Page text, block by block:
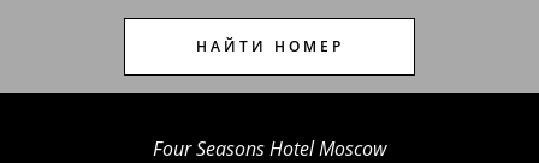
НАЙТИ НОМЕР
Four Seasons Hotel Moscow